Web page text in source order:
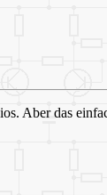
Aber das